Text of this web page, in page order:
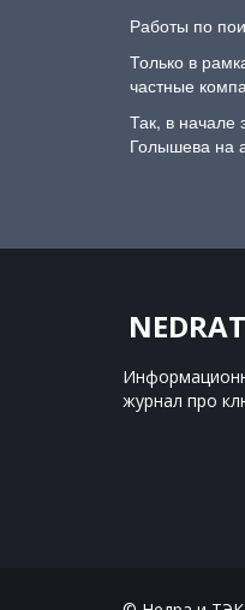
Работы по
Только в
частные
Так, в начале
Голышева на
журнал про